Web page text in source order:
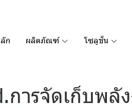
ก ผลิตภัณฑ์ โซลูชั่น
การจัดเก็บพลั